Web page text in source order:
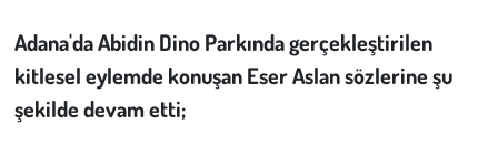
Adana'da Abidin Dino Parkında gerçekleştirilen
kitlesel eylemde konuşan Eser Aslan sözlerine şu
şekilde devam etti;
Günün İçinden
Vefat İlanları